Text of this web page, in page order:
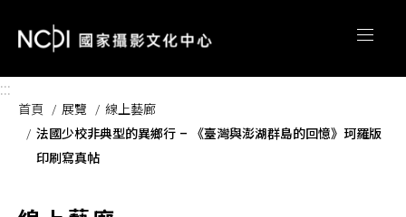
:::
首頁 展覽
線上藝廊
法國少校非典型的異鄉行 – 《臺灣與澎湖群島的回憶》珂羅版
印刷寫真帖